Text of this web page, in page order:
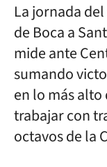
La jornada
de Boca a
mide ante
sumando
en lo más
trabajar con
octavos de la